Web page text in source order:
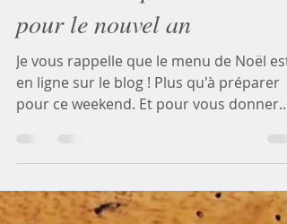
3 idées de repas conviviaux
pour le nouvel an
Je vous rappelle que le menu de Noël est
des idées en...